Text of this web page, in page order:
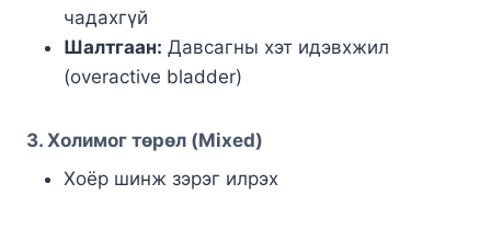
чадахгүй
Шалтгаан: Давсагны хэт идэвхжил
(overactive bladder)
3. Холимог төрөл (Mixed)
Хоёр шинж зэрэг илрэх